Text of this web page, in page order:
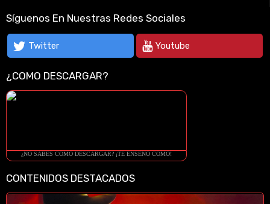
Síguenos En Nuestras Redes Sociales
Twitter Youtube
¿COMO DESCARGAR?
¿NO SABES COMO DESCARGAR? ¡TE ENSEÑO COMO!
CONTENIDOS DESTACADOS